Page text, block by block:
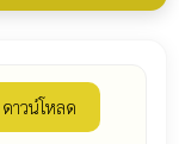
ดาวน์โหลด